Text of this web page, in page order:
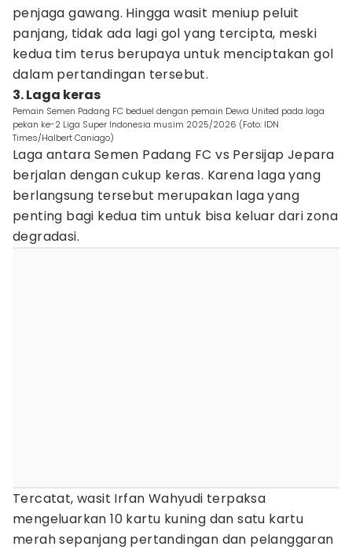
penjaga gawang. Hingga wasit meniup peluit
panjang, tidak ada lagi gol yang tercipta, meski
kedua tim terus berupaya untuk menciptakan gol
dalam pertandingan tersebut.
3. Laga keras
Pemain Semen Padang FC beduel dengan pemain Dewa United pada laga
pekan ke-2 Liga Super Indonesia musim 2025/2026 (Foto: IDN
Times/Halbert Caniago)
Laga antara Semen Padang FC vs Persijap Jepara
berjalan dengan cukup keras. Karena laga yang
berlangsung tersebut merupakan laga yang
penting bagi kedua tim untuk bisa keluar dari zona
degradasi.
Tercatat, wasit Irfan Wahyudi terpaksa
mengeluarkan 10 kartu kuning dan satu kartu
merah sepanjang pertandingan dan pelanggaran